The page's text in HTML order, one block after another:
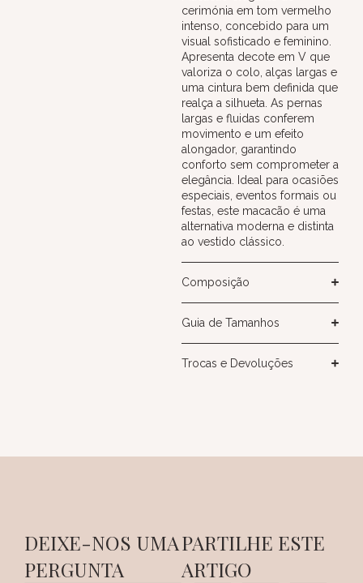
cerimónia em tom vermelho
intenso, concebido para um
visual sofisticado e feminino.
Apresenta decote em V que
valoriza o colo, alças largas e
uma cintura bem definida que
realça a silhueta. As pernas
largas e fluidas conferem
movimento e um efeito
alongador, garantindo
conforto sem comprometer a
elegância. Ideal para ocasiões
especiais, eventos formais ou
festas, este macacão é uma
alternativa moderna e distinta
ao vestido clássico.
Composição
Guia de Tamanhos
Trocas e Devoluções
DEIXE-NOS UMA
PERGUNTA
PARTILHE ESTE
ARTIGO